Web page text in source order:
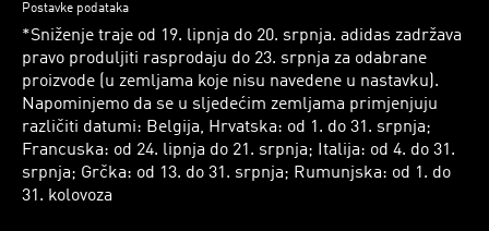
Postavke podataka
*Sniženje traje od 19. lipnja do 20. srpnja. adidas zadržava
pravo produljiti rasprodaju do 23. srpnja za odabrane
proizvode (u zemljama koje nisu navedene u nastavku).
Napominjemo da se u sljedećim zemljama primjenjuju
različiti datumi: Belgija, Hrvatska: od 1. do 31. srpnja;
Francuska: od 24. lipnja do 21. srpnja; Italija: od 4. do 31.
srpnja; Grčka: od 13. do 31. srpnja; Rumunjska: od 1. do
31. kolovoza